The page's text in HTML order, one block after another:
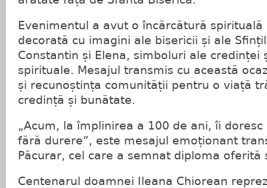
Evenimentul a avut o încărcătură
decorată cu imagini ale bisericii și ale
Constantin și Elena, simboluri ale credinței
spirituale. Mesajul transmis cu această
și recunoștința comunității pentru o viață
credință și bunătate.
„Acum, la împlinirea a 100 de ani, îi
fără durere”, este mesajul emoționant
Păcurar, cel care a semnat diploma oferită
Centenarul doamnei Ileana Chiorean